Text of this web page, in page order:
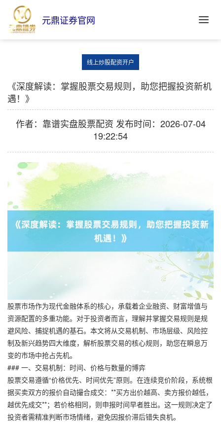
元鼎证券官网
线上炒股配资开户
《深度解读：掌握股票交易规则，助您把握投资新机
遇！》
作者：靠谱实盘股票配资 发布时间：2026-07-04
19:22:54
股票市场作为现代金融体系的核心，承载着企业融资、财富增值与
资源配置的多重功能。对于投资者而言，理解并掌握交易规则是规
避风险、捕捉机遇的基石。本文将从交易机制、市场层级、风险控
制及新兴趋势四大维度，解析股票交易的核心规则，助您在瞬息万
变的市场中抢占先机。
### 一、交易机制：时间、价格与数量的博弈
股票交易遵循“价格优先、时间优先”原则。在连续竞价阶段，系统根
据买卖双方的报价自动撮合成交：**买方出价越高、卖方报价越低，
越优先成交**；若价格相同，则申报时间早者胜出。这一规则决定了
投资者需精准判断市场情绪，避免因报价滞后错失良机。